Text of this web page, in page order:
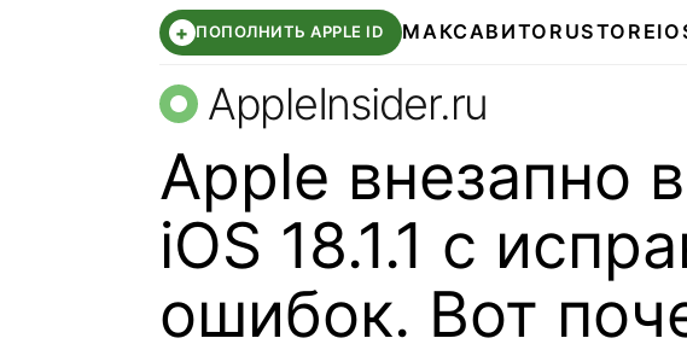
+ ПОПОЛНИТЬ APPLE ID МАКСАВИТО RUSTORE
AppleInsider.ru
Apple внезапно
iOS 18.1.1 с
ошибок. Вот